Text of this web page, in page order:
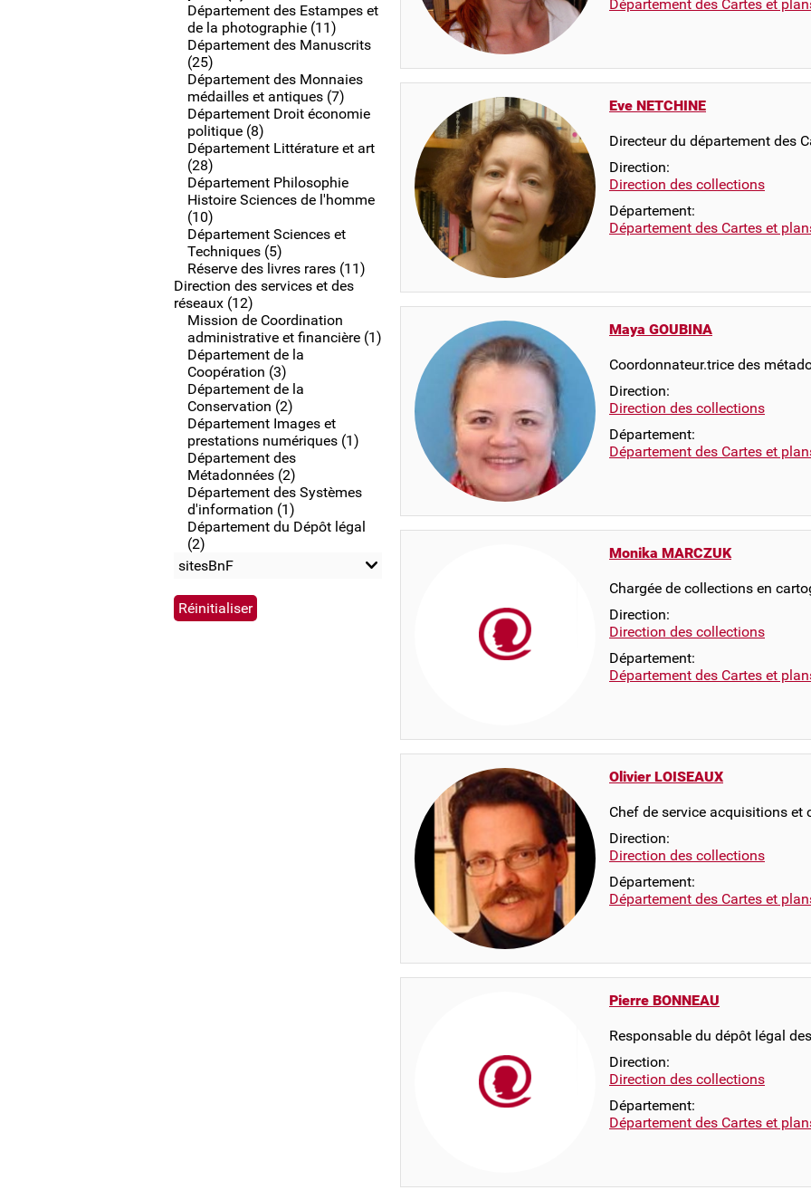
Département des Estampes et
de la photographie (11)
Département des Manuscrits
(25)
Département des Monnaies
médailles et antiques (7)
Département Droit économie
politique (8)
Département Littérature et art
(28)
Département Philosophie
Histoire Sciences de l'homme
(10)
Département Sciences et
Techniques (5)
Réserve des livres rares (11)
Direction des services et des
réseaux (12)
Mission de Coordination
administrative et financière (1)
Département de la
Coopération (3)
Département de la
Conservation (2)
Département Images et
prestations numériques (1)
Département des
Métadonnées (2)
Département des Systèmes
d'information (1)
Département du Dépôt légal
(2)
sitesBnF
Département des Cartes et
Eve NETCHINE
Directeur du département des
Direction:
Direction des collections
Département:
Département des Cartes et
Maya GOUBINA
Coordonnateur.trice des
Direction:
Direction des collections
Département:
Département des Cartes et
Monika MARCZUK
Chargée de collections en
Direction:
Direction des collections
Département:
Département des Cartes et
Olivier LOISEAUX
Chef de service acquisitions
Direction:
Direction des collections
Département:
Département des Cartes et
Pierre BONNEAU
Responsable du dépôt légal
Direction:
Direction des collections
Département:
Département des Cartes et